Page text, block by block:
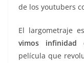
de los youtubers
El largometraje es
vimos infinidad
película que